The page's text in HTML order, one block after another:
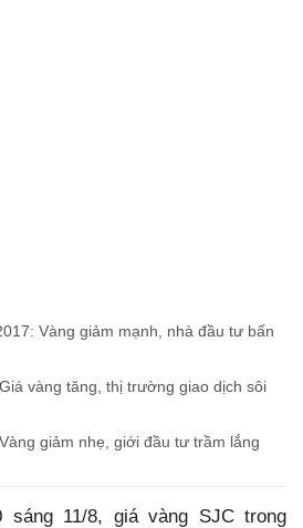
Vàng giảm mạnh, nhà đầu tư bấn
vàng tăng, thị trường giao dịch sôi
giảm nhẹ, giới đầu tư trầm lắng
sáng 11/8, giá vàng SJC trong